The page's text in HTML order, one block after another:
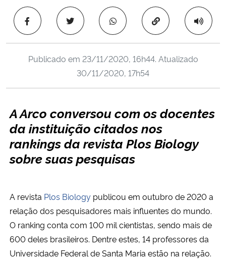
Ministério de Minas e Energia
Ministério da Ciência, Tecnologia, Inovações e Comunicações
Ministério do Meio Ambiente
Ministério do Turismo
Ministério do Desenvolvimento Regional
Controladoria-Geral da União
Secretaria-Geral
Secretaria de Governo
Gabinete de Segurança Institucional
Copiar para área
Publicado em 23/11/2020, 16h44. Atualizado
30/11/2020, 17h54
A Arco conversou com os docentes
da instituição citados nos
rankings da revista Plos Biology
sobre suas pesquisas
A revista Plos Biology publicou em outubro de 2020a
relação dos pesquisadores mais influentes do mundo.
O ranking conta com 100 mil cientistas, sendo mais de
600 deles brasileiros. Dentre estes, 14 professores da
Universidade Federal de Santa Maria estão na relação.